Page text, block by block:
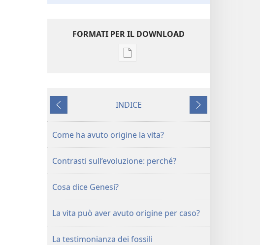
FORMATI PER IL DOWNLOAD
Opzioni
delle
Come
ha
origine
la
Per
evoluzione
o
per
Precedente
INDICE
Successivo
Come ha avuto origine la vita?
Contrasti sull’evoluzione: perché?
Cosa dice Genesi?
La vita può aver avuto origine per caso?
La testimonianza dei fossili